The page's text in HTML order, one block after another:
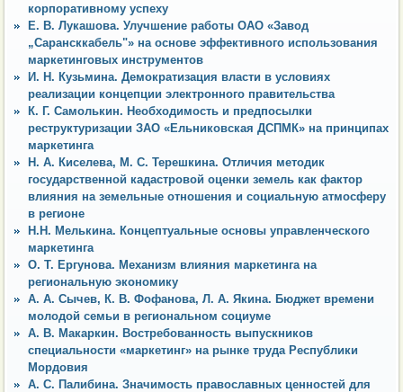
корпоративному успеху
Е. В. Лукашова. Улучшение работы ОАО «Завод
„Сарансккабель"» на основе эффективного использования
маркетинговых инструментов
И. Н. Кузьмина. Демократизация власти в условиях
реализации концепции электронного правительства
К. Г. Самолькин. Необходимость и предпосылки
реструктуризации ЗАО «Ельниковская ДСПМК» на принципах
маркетинга
Н. А. Киселева, М. С. Терешкина. Отличия методик
государственной кадастровой оценки земель как фактор
влияния на земельные отношения и социальную атмосферу
в регионе
Н.Н. Мелькина. Концептуальные основы управленческого
маркетинга
О. Т. Ергунова. Механизм влияния маркетинга на
региональную экономику
А. А. Сычев, К. В. Фофанова, Л. А. Якина. Бюджет времени
молодой семьи в региональном социуме
А. В. Макаркин. Востребованность выпускников
специальности «маркетинг» на рынке труда Республики
Мордовия
А. С. Палибина. Значимость православных ценностей для